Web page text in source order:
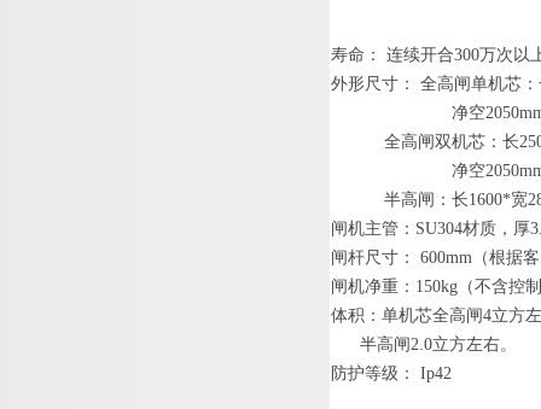
寿命 ： 连续开合300万次以
外形尺寸 ：
全高闸单机芯
净空
全高闸双机芯：长
净空
半高闸：长1600*宽
闸机主管 ： SU304材质， 厚
闸杆尺寸 ： 600mm （根据
闸机净重： 150kg （不含控
体积：单机芯全高闸4立方
半高闸2.0立方左右。
防护等级 ： Ip42